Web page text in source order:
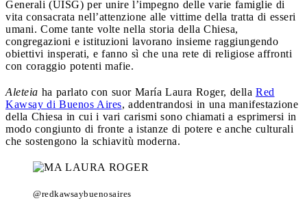
Generali (UISG) per unire l’impegno delle varie famiglie di
vita consacrata nell’attenzione alle vittime della tratta di esseri
umani. Come tante volte nella storia della Chiesa,
congregazioni e istituzioni lavorano insieme raggiungendo
obiettivi insperati, e fanno sì che una rete di religiose affronti
con coraggio potenti mafie.
Aleteia ha parlato con suor María Laura Roger, della Red
Kawsay di Buenos Aires, addentrandosi in una manifestazione
della Chiesa in cui i vari carismi sono chiamati a esprimersi in
modo congiunto di fronte a istanze di potere e anche culturali
che sostengono la schiavitù moderna.
@redkawsaybuenosaires